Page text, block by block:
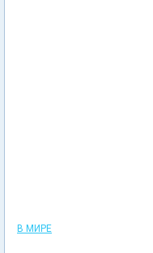
В МИРЕ